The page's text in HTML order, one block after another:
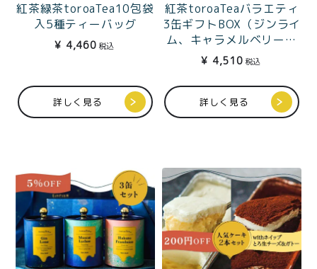
紅茶緑茶toroaTea10包袋
入5種ティーバッグ
¥ 4,460 税込
詳しく見る
紅茶toroaTeaバラエティ
3缶ギフトBOX（ジンライ
ム、キャラメルベリー、
カカオバニラ）
¥ 4,510 税込
詳しく見る